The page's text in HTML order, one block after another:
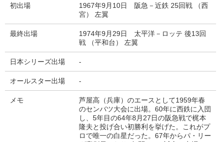
初出場
1967年9月10日 阪急－近鉄 25回戦 （西
宮） 左翼
最終出場
1974年9月29日 太平洋－ロッテ 後13回
戦 （平和台） 左翼
日本シリーズ出場 -
オールスター出場 -
メモ
芦屋高（兵庫）のエースとして1959年春
のセンバツ大会に出場。60年に西鉄に入団
し、5年目の64年8月27日の阪急戦で梶本
隆夫と投げ合い初勝利を挙げた。これがプ
ロで唯一の白星だった。67年からパ・リー